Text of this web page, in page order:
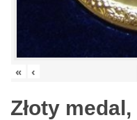
« ‹
Złoty